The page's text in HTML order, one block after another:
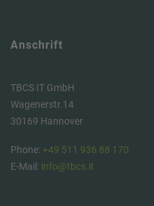
Anschrift
TBCS IT GmbH
Wagenerstr.14
30169 Hannover
Phone: +49 511 936 88 170
E-Mail: info@tbcs.it